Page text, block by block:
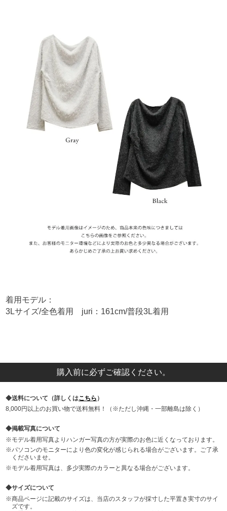
着用モデル：
3Lサイズ/全色着用 juri：161cm/普段3L着用
購入前に必ずご確認ください。
送料について（詳しくはこちら ）
8,000円以上のお買い物で送料無料！（※ただし沖縄・一部離島は除く）
掲載写真について
モデル着用写真よりハンガー写真の方が実際のお色に近くなっております。
パソコンのモニターにより色の変化が感じられる場合がございます。ご了承
くださいませ。
モデル着用写真は、多少実際のカラーと異なる場合がございます。
サイズについて
商品ページに記載のサイズは、当店のスタッフが採寸した平置き実寸のサイ
ズです。